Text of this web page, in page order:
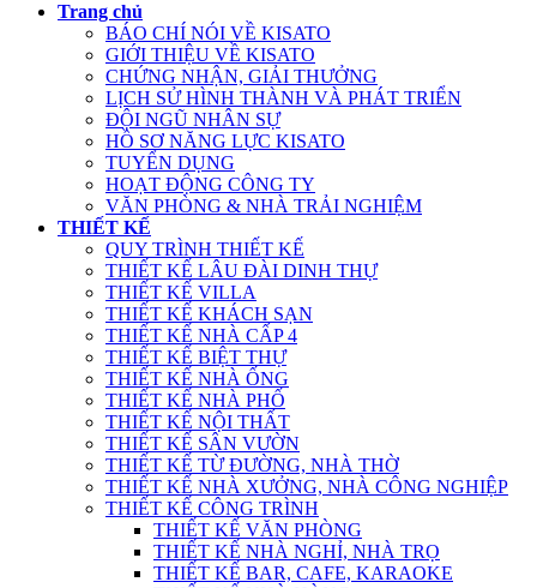
Trang chủ
BÁO CHÍ NÓI VỀ KISATO
GIỚI THIỆU VỀ KISATO
CHỨNG NHẬN, GIẢI THƯỞNG
LỊCH SỬ HÌNH THÀNH VÀ PHÁT TRIỂN
ĐỘI NGŨ NHÂN SỰ
HỒ SƠ NĂNG LỰC KISATO
TUYỂN DỤNG
HOẠT ĐỘNG CÔNG TY
VĂN PHÒNG & NHÀ TRẢI NGHIỆM
THIẾT KẾ
QUY TRÌNH THIẾT KẾ
THIẾT KẾ LÂU ĐÀI DINH THỰ
THIẾT KẾ VILLA
THIẾT KẾ KHÁCH SẠN
THIẾT KẾ NHÀ CẤP 4
THIẾT KẾ BIỆT THỰ
THIẾT KẾ NHÀ ỐNG
THIẾT KẾ NHÀ PHỐ
THIẾT KẾ NỘI THẤT
THIẾT KẾ SÂN VƯỜN
THIẾT KẾ TỪ ĐƯỜNG, NHÀ THỜ
THIẾT KẾ NHÀ XƯỞNG, NHÀ CÔNG NGHIỆP
THIẾT KẾ CÔNG TRÌNH
THIẾT KẾ VĂN PHÒNG
THIẾT KẾ NHÀ NGHỈ, NHÀ TRỌ
THIẾT KẾ BAR, CAFE, KARAOKE